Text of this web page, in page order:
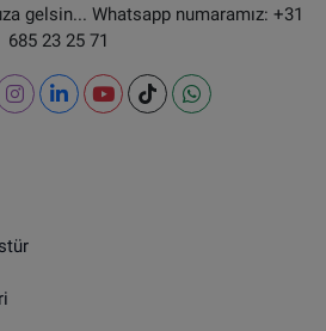
gelsin... Whatsapp numaramız: +31
685 23 25 71